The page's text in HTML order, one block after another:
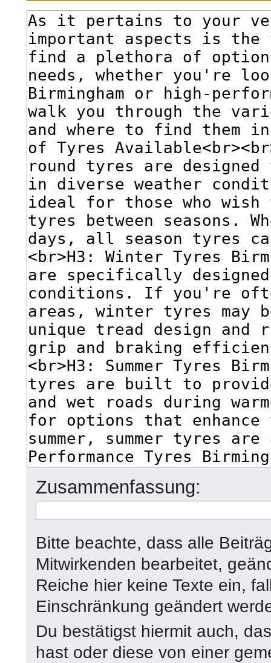
Zusammenfassung:
Bitte beachte, dass alle
Mitwirkenden bearbeitet,
Reiche hier keine Texte ein,
Einschränkung geändert
Du bestätigst hiermit auch,
hast oder diese von einer